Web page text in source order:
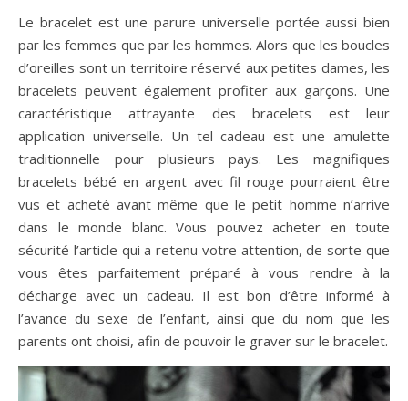
Le bracelet est une parure universelle portée aussi bien
par les femmes que par les hommes. Alors que les boucles
d’oreilles sont un territoire réservé aux petites dames, les
bracelets peuvent également profiter aux garçons. Une
caractéristique attrayante des bracelets est leur
application universelle. Un tel cadeau est une amulette
traditionnelle pour plusieurs pays. Les magnifiques
bracelets bébé en argent avec fil rouge pourraient être
vus et acheté avant même que le petit homme n’arrive
dans le monde blanc. Vous pouvez acheter en toute
sécurité l’article qui a retenu votre attention, de sorte que
vous êtes parfaitement préparé à vous rendre à la
décharge avec un cadeau. Il est bon d’être informé à
l’avance du sexe de l’enfant, ainsi que du nom que les
parents ont choisi, afin de pouvoir le graver sur le bracelet.